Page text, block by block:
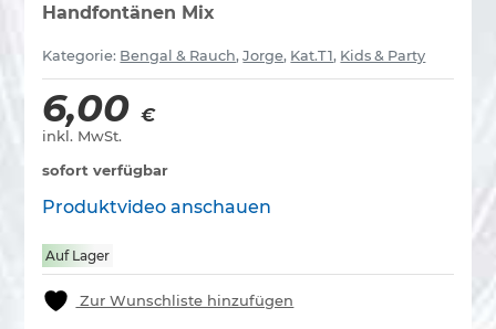
Handfontänen Mix
Kategorie: Bengal & Rauch,Jorge, Kat.T1, Kids & Party
6,00€
inkl. MwSt.
sofort verfügbar
Produktvideo anschauen
Auf Lager
Zur Wunschliste hinzufügen